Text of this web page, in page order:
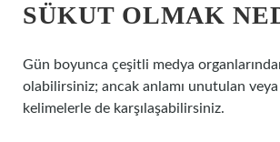
SÜKUT OLMAK
Gün boyunca çeşitli medya
olabilirsiniz; ancak anlamı unutulan
kelimelerle de karşılaşabilirsiniz.